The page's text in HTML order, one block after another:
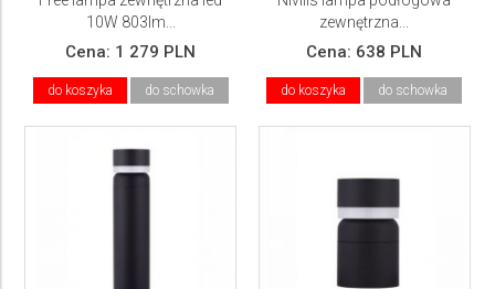
10W 803lm...
Cena: 1 279 PLN
do koszyka do schowka
zewnętrzna...
Cena: 638 PLN
do koszyka do schowka